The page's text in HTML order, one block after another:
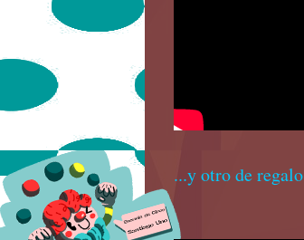
...y otro de regalo